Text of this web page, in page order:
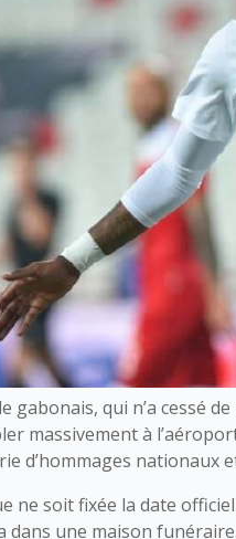
gabonais, qui n’a cessé
massivement à
d’hommages nationaux
ne soit fixée la date
dans une maison